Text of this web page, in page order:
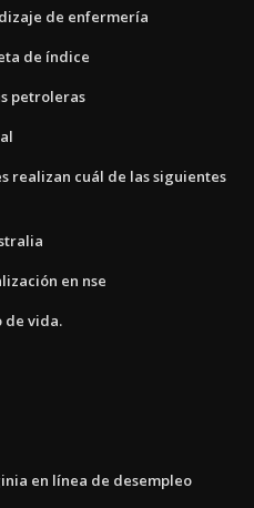
de enfermería
de índice
petroleras
realizan cuál de las siguientes
en nse
de vida.
en línea de desempleo